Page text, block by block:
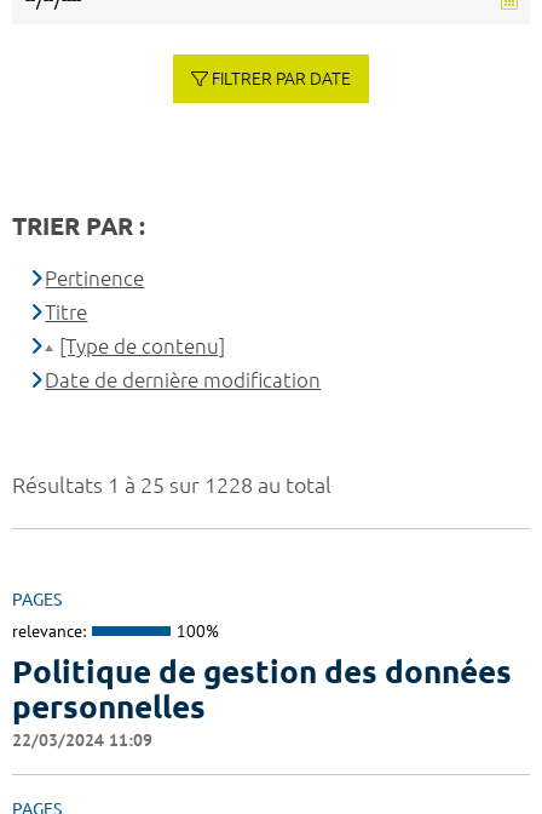
Résultats 1 à 25 sur 1228 au total
PAGES
relevance: 100%
Politique de gestion des données
personnelles
22/03/2024 11:09
PAGES
FILTRER PAR DATE
TRIER PAR :
Pertinence
Titre
[Type de contenu]
Date de dernière modification